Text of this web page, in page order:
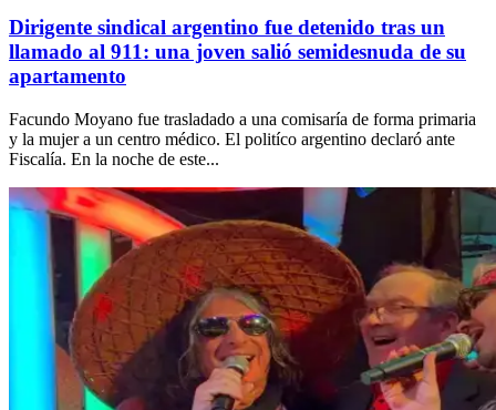
Dirigente sindical argentino fue detenido tras un
llamado al 911: una joven salió semidesnuda de su
apartamento
Facundo Moyano fue trasladado a una comisaría de forma primaria
y la mujer a un centro médico. El politíco argentino declaró ante
Fiscalía. En la noche de este...